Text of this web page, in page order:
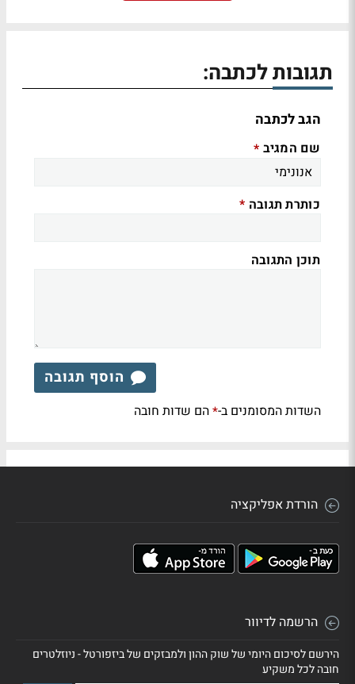
תגובות לכתבה:
הגב לכתבה
שם המגיב *
כותרת תגובה *
תוכן התגובה
הוסף תגובה
השדות המסומנים ב-*הם שדות חובה
הורדת אפליקציה
הרשמה לדיוור
הירשם לסיכום היומי של שוק ההון ולמבזקים של ביזפורטל - ניוזלטרים
חובה לכל משקיע